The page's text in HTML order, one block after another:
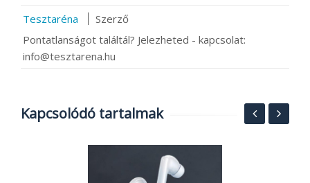
Tesztaréna
Szerző
Pontatlanságot találtál? Jelezheted - kapcsolat:
info@tesztarena.hu
Kapcsolódó tartalmak